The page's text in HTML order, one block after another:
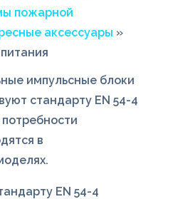
пожарной
аксессуары »
импульсные блоки
стандарту EN 54-4
в
EN 54-4